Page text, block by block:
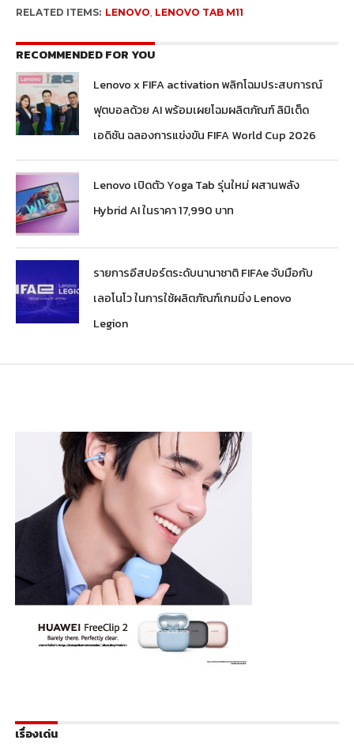
RELATED ITEMS: LENOVO LENOVO TAB M11
RECOMMENDED FOR YOU
Lenovo x FIFA activation พลิกโฉมประสบการณ์
ฟุตบอลด้วย AI พร้อมเผยโฉมผลิตภัณฑ์ ลิมิเต็ด
เอดิชัน ฉลองการแข่งขัน FIFA World Cup 2026
Lenovo เปิดตัว Yoga Tab รุ่นใหม่ ผสานพลัง
Hybrid AI ในราคา 17,990 บาท
รายการอีสปอร์ตระดับนานาชาติ FIFAe จับมือกับ
เลอโนโว ในการใช้ผลิตภัณฑ์เกมมิ่ง Lenovo
Legion
เรื่องเด่น